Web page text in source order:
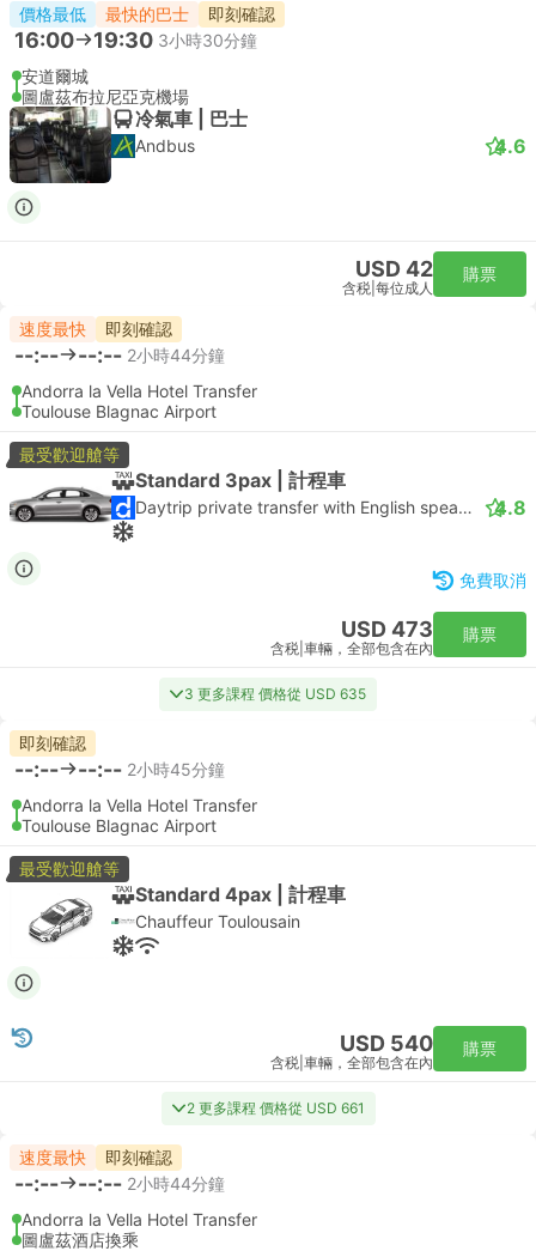
價格最低 最快的巴士 即刻確認
16:00 19:30 3小時30分鐘
安道爾城
圖盧茲布拉尼亞克機場
冷氣車 | 巴士
Andbus 4.6
USD 42
含税 每位成人
購票
速度最快 即刻確認
--:-- --:-- 2小時44分鐘
Andorra la Vella Hotel Transfer
Toulouse Blagnac Airport
最受歡迎艙等
Standard 3pax | 計程車
Daytrip private transfer with English speaking driver 4.8
免費取消
USD 473
含税 車輛，全部包含在內
購票
3 更多課程 價格從 USD 635
即刻確認
--:-- --:-- 2小時45分鐘
Andorra la Vella Hotel Transfer
Toulouse Blagnac Airport
最受歡迎艙等
Standard 4pax | 計程車
Chauffeur Toulousain
USD 540
含税 車輛，全部包含在內
購票
2 更多課程 價格從 USD 661
速度最快 即刻確認
--:-- --:-- 2小時44分鐘
Andorra la Vella Hotel Transfer
圖盧茲酒店換乘